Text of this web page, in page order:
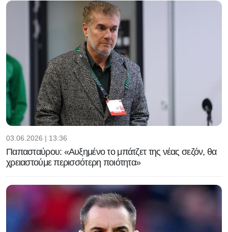
03.06.2026 | 13:36
Παπασταύρου: «Αυξημένο το μπάτζετ της νέας σεζόν, θα
χρειαστούμε περισσότερη ποιότητα»